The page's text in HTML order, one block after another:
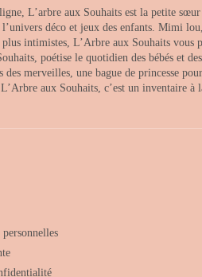
L’arbre aux Souhaits est la petite
l’univers déco et jeux des enfants. Mimi
plus intimistes, L’Arbre aux Souhaits
poétise le quotidien des bébés et
des merveilles, une bague de princesse
aux Souhaits, c’est un inventaire